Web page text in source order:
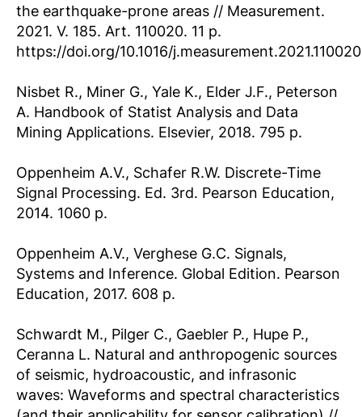
the earthquake-prone areas // Measurement.
2021. V. 185. Art. 110020. 11 p.
https://doi.org/10.1016/j.measurement.2021.110020
Nisbet R., Miner G., Yale K., Elder J.F., Peterson
A. Handbook of Statist Analysis and Data
Mining Applications. Elsevier, 2018. 795 p.
Oppenheim A.V., Schafer R.W. Discrete-Time
Signal Processing. Ed. 3rd. Pearson Education,
2014. 1060 p.
Oppenheim A.V., Verghese G.C. Signals,
Systems and Inference. Global Edition. Pearson
Education, 2017. 608 p.
Schwardt M., Pilger C., Gaebler P., Hupe P.,
Ceranna L. Natural and anthropogenic sources
of seismic, hydroacoustic, and infrasonic
waves: Waveforms and spectral characteristics